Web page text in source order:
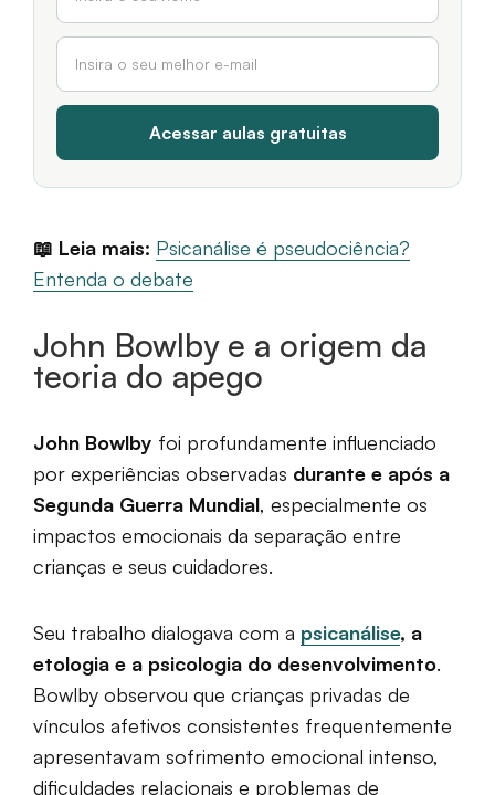
📖 Leia mais: Psicanálise é pseudociência?
Entenda o debate
John Bowlby e a origem da
teoria do apego
John Bowlby foi profundamente influenciado
por experiências observadas durante e após a
Segunda Guerra Mundial, especialmente os
impactos emocionais da separação entre
crianças e seus cuidadores.
Seu trabalho dialogava com a psicanálise, a
etologia e a psicologia do desenvolvimento.
Bowlby observou que crianças privadas de
vínculos afetivos consistentes frequentemente
apresentavam sofrimento emocional intenso,
dificuldades relacionais e problemas de